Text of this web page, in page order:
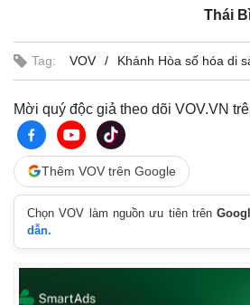
Vụ án
Tin nóng
Tư vấn luật
Vũ
Thái
Tag: VOV Khánh Hòa số hóa di
Mời quý độc giả theo dõi VOV.VN
Thêm VOV trên Google
Chọn VOV làm nguồn ưu tiên trên
dẫn.